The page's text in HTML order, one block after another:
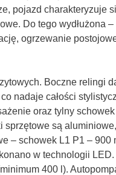
pojazd charakteryzuje
Do tego wydłużona
ogrzewanie
Boczne relingi
nadaje całości
oraz tylny
sprzętowe są
– schowek L1 P1 –
w technologii
400 l).